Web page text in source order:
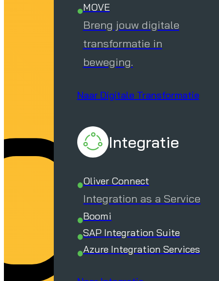
MOVE
Breng jouw digitale
transformatie in
beweging.
Naar Digitale Transformatie
Integratie
Oliver Connect
Integration as a Service
Boomi
SAP Integration Suite
Azure Integration Services